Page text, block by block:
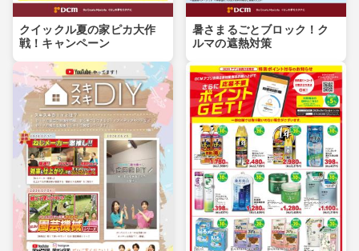
クイックル夏の家ピカ大作
戦！キャンペーン
暑さまるごとブロック！ク
ルマの遮熱対策